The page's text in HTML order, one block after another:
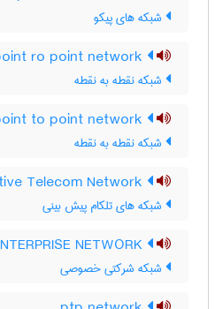
شبکه های پیکو
شبکه نقطه به نقطه
شبکه نقطه به نقطه
شبکه های تلکام پیش بینی
شبکه شرکتی خصوصی